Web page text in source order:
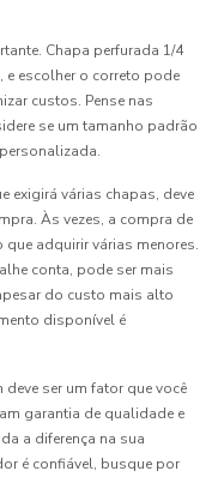
Chapa perfurada 1/4
e escolher o correto pode
custos. Pense nas
se um tamanho padrão
exigirá várias chapas, deve
Às vezes, a compra de
adquirir várias menores.
conta, pode ser mais
do custo mais alto
disponível é
deve ser um fator que você
garantia de qualidade e
a diferença na sua
é confiável, busque por